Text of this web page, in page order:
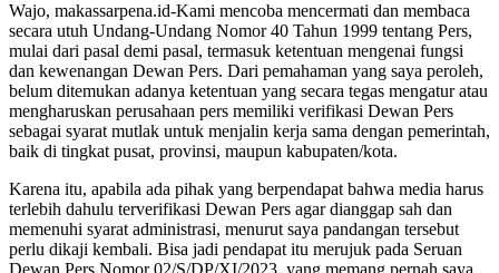
Wajo, makassarpena.id-Kami mencoba mencermati dan membaca
secara utuh Undang-Undang Nomor 40 Tahun 1999 tentang Pers,
mulai dari pasal demi pasal, termasuk ketentuan mengenai fungsi
dan kewenangan Dewan Pers. Dari pemahaman yang saya peroleh,
belum ditemukan adanya ketentuan yang secara tegas mengatur atau
mengharuskan perusahaan pers memiliki verifikasi Dewan Pers
sebagai syarat mutlak untuk menjalin kerja sama dengan pemerintah,
baik di tingkat pusat, provinsi, maupun kabupaten/kota.
Karena itu, apabila ada pihak yang berpendapat bahwa media harus
terlebih dahulu terverifikasi Dewan Pers agar dianggap sah dan
memenuhi syarat administrasi, menurut saya pandangan tersebut
perlu dikaji kembali. Bisa jadi pendapat itu merujuk pada Seruan